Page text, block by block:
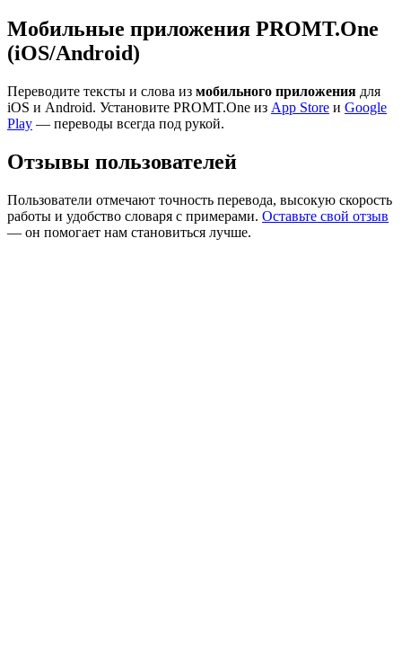
Мобильные приложения PROMT.One
(iOS/Android)
Переводите тексты и слова из мобильного приложения для
iOS и Android. Установите PROMT.One из App Store и Google
Play — переводы всегда под рукой.
Отзывы пользователей
Пользователи отмечают точность перевода, высокую скорость
работы и удобство словаря с примерами. Оставьте свой отзыв
— он помогает нам становиться лучше.